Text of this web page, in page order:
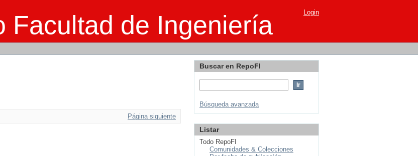
Facultad de Ingeniería Login
Página siguiente
Buscar en RepoFI
Búsqueda avanzada
Listar
Todo RepoFI
Comunidades & Colecciones